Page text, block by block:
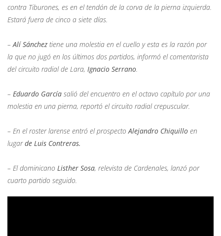
contra Tiburones, es en el tendón de la corva de la pierna izquierda.
Estará fuera de cinco a siete días.
– Alí Sánchez tiene una molestia en el cuello y esta es la razón por
la que no jugó en los últimos dos partidos, informó el comentarista
del circuito radial de Lara, Ignacio Serrano
– Eduardo García salió del encuentro en el octavo capítulo por una
molestia en una pierna, reportó el circuito radial crepuscular.
– En el roster larense entró el prospecto Alejandro Chiquillo en
lugarde Luis Contreras.
– El dominicano Listher Sosa, relevista de Cardenales, lanzó por
cuarto partido seguido.